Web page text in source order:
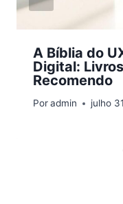
A Bíblia do
Digital:
Recomendo
Poradmin julho